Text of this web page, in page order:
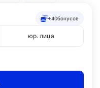
+40бонусов
юр. лица